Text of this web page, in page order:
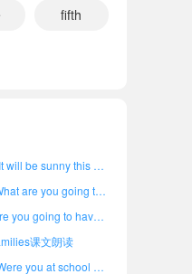
fifth
科普版五年级上册Lesson 3 It will be sunny this Sunday.课文朗读
科普版四年级下册Lesson 2 What are you going to do tomorrow?课文朗读
科普版三年级上册Lesson 1 Are you going to have a birthday party?课文朗读
课文朗读
科普版四年级上册Lesson 9 Were you at school yesterday?课文朗读